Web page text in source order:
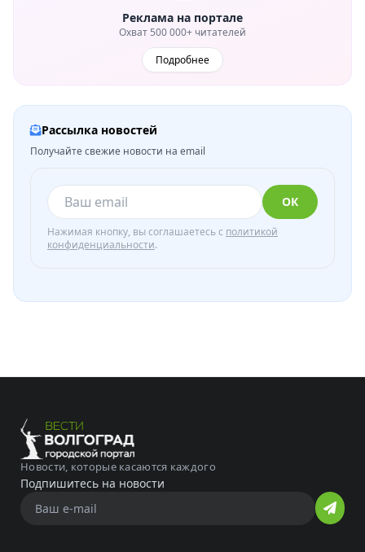
Реклама на портале
Охват 500 000+ читателей
Подробнее
Рассылка новостей
Получайте свежие новости на email
ОК
Нажимая кнопку, вы соглашаетесь с политикой
конфиденциальности.
Новости, которые касаются каждого
Подпишитесь на новости